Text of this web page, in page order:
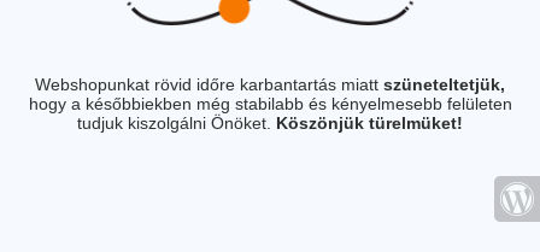
Webshopunkat rövid időre karbantartás miatt szüneteltetjük,
hogy a későbbiekben még stabilabb és kényelmesebb felületen
tudjuk kiszolgálni Önöket. Köszönjük türelmüket!